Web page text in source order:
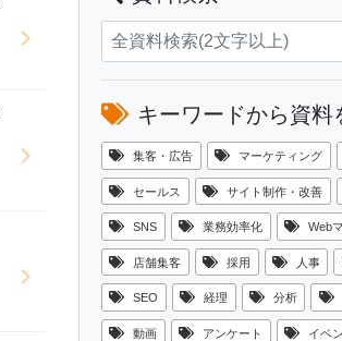
キーワードから資料
集客・広告 マーケティング
セールス サイト制作・改善
SNS 業務効率化 Web
店舗集客 採用 人事
SEO 経理 分析
動画 アンケート イベ